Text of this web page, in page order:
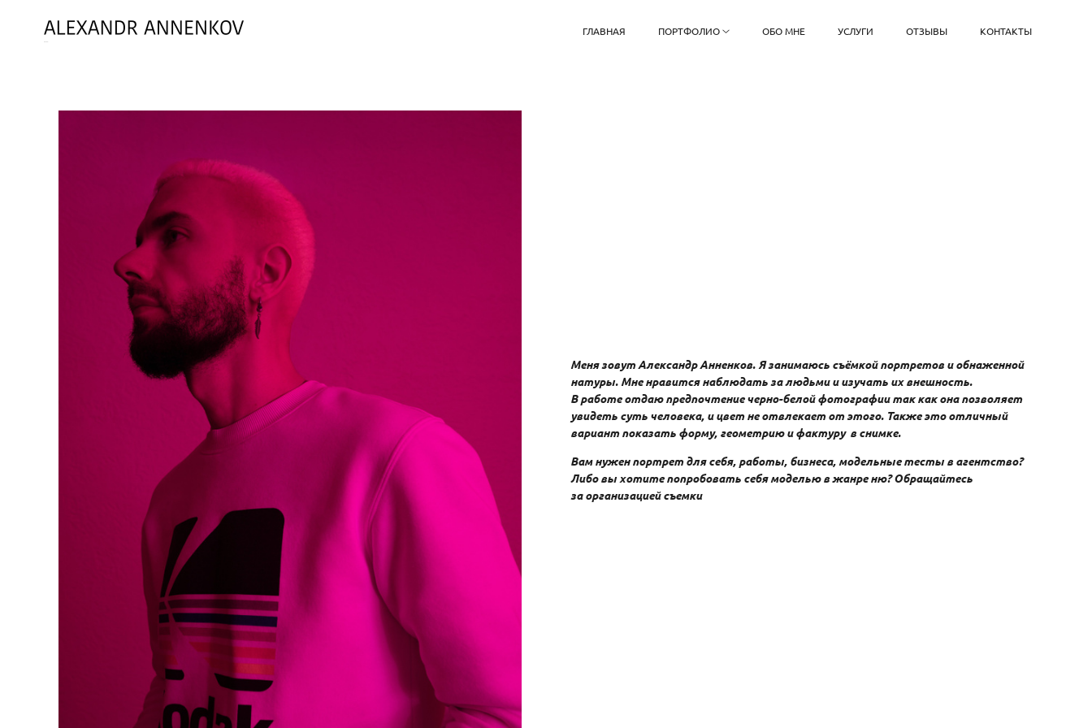
ГЛАВНАЯ ПОРТФОЛИО ОБО МНЕ УСЛУГИ ОТЗЫВЫ КОНТАКТЫ
Меня зовут Александр Анненков. Я занимаюсь съёмкой портретов и обнаженной
натуры. Мне нравится наблюдать за людьми и изучать их внешность.
В работе отдаю предпочтение черно-белой фотографии так как она позволяет
увидеть суть человека, и цвет не отвлекает от этого. Также это отличный
вариант показать форму, геометрию и фактуру в снимке.
Вам нужен портрет для себя, работы, бизнеса, модельные тесты в агентство?
Либо вы хотите попробовать себя моделью в жанре ню? Обращайтесь
за организацией съемки